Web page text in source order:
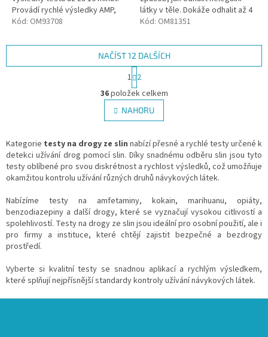
Provádí rychlé výsledky AMP,
THC, OXY, COC, OPI, MET, K2,
Kód: OM93708
látky v těle. Dokáže odhalit až 4
druhy drog najednou: amfetamin
Kód: OM81351
O
v
l
á
a
c
í
p
v
k
y
v
i
s
NAČÍST 12 DALŠÍCH
t
r
á
n
k
v
á
n
1 2
36položek celkem
NAHORU
Kategorie testy na drogy ze slin nabízí přesné a rychlé testy určené k
detekci užívání drog pomocí slin. Díky snadnému odběru slin jsou tyto
testy oblíbené pro svou diskrétnost a rychlost výsledků, což umožňuje
okamžitou kontrolu užívání různých druhů návykových látek.
Nabízíme testy na amfetaminy, kokain, marihuanu, opiáty,
benzodiazepiny a další drogy, které se vyznačují vysokou citlivostí a
spolehlivostí. Testy na drogy ze slin jsou ideální pro osobní použití, ale i
pro firmy a instituce, které chtějí zajistit bezpečné a bezdrogy
prostředí.
Vyberte si kvalitní testy se snadnou aplikací a rychlým výsledkem,
které splňují nejpřísnější standardy kontroly užívání návykových látek.